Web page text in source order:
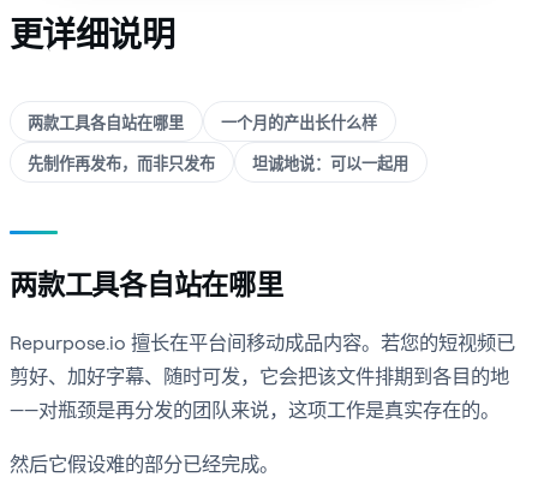
更详细说明
两款工具各自站在哪里 一个月的产出长什么样
先制作再发布，而非只发布 坦诚地说：可以一起用
两款工具各自站在哪里
Repurpose.io 擅长在平台间移动成品内容。若您的短视频已
剪好、加好字幕、随时可发，它会把该文件排期到各目的地
——对瓶颈是再分发的团队来说，这项工作是真实存在的。
然后它假设难的部分已经完成。